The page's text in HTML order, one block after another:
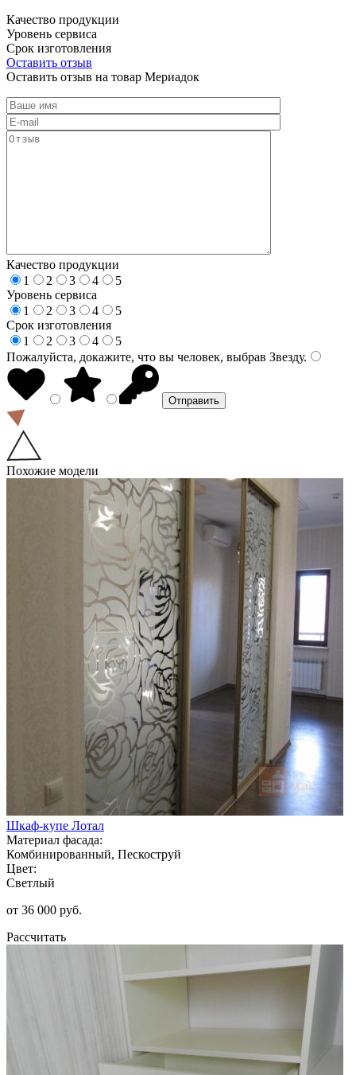
Качество продукции
Уровень сервиса
Срок изготовления
Оставить отзыв
Оставить отзыв на товар Мериадок
Качество продукции
1
2 3 4
5
Уровень сервиса
1
2 3 4
5
Срок изготовления
1
2 3 4
5
Пожалуйста, докажите, что вы человек, выбрав Звезду.
Похожие модели
Шкаф-купе Лотал
Материал фасада:
Комбинированный, Пескоструй
Цвет:
Светлый
от 36 000 руб.
Рассчитать